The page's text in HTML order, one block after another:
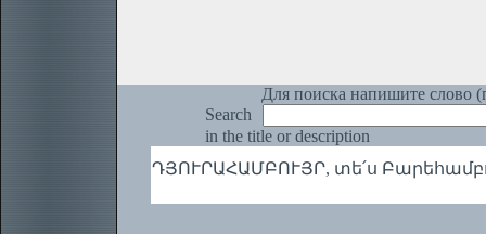
Для поиска напишите слово
Search
in the title or description
ԴՅՈՒՐԱՀԱՄԲՈՒՅՐ, տե՛ս